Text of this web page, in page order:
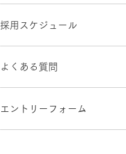
採用スケジュール
よくある質問
エントリーフォーム